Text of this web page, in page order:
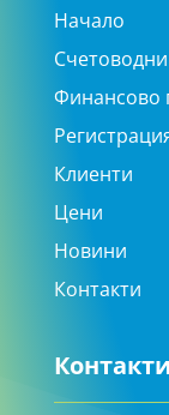
Начало
Счетоводни
Финансово
Клиенти
Цени
Новини
Контакти
Контакти